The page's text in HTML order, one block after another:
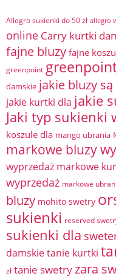
Allegro sukienki do 50 zł allegro
online Carry kurtki
fajne bluzy fajne
greenpoint
damskie jakie bluzy
jakie kurtki dla jakie
Jaki typ sukienki
koszule dla mango ubrania
markowe bluzy
wyprzedaż markowe
wyprzedaż markowe
bluzy mohito swetry
sukienki reserved
sukienki dla
damskietanie kurtki
zł tanie swetryzara